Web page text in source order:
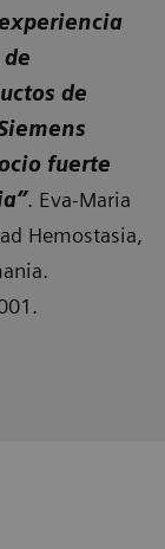
de
fuerte
. Eva-Maria
Hemostasia,